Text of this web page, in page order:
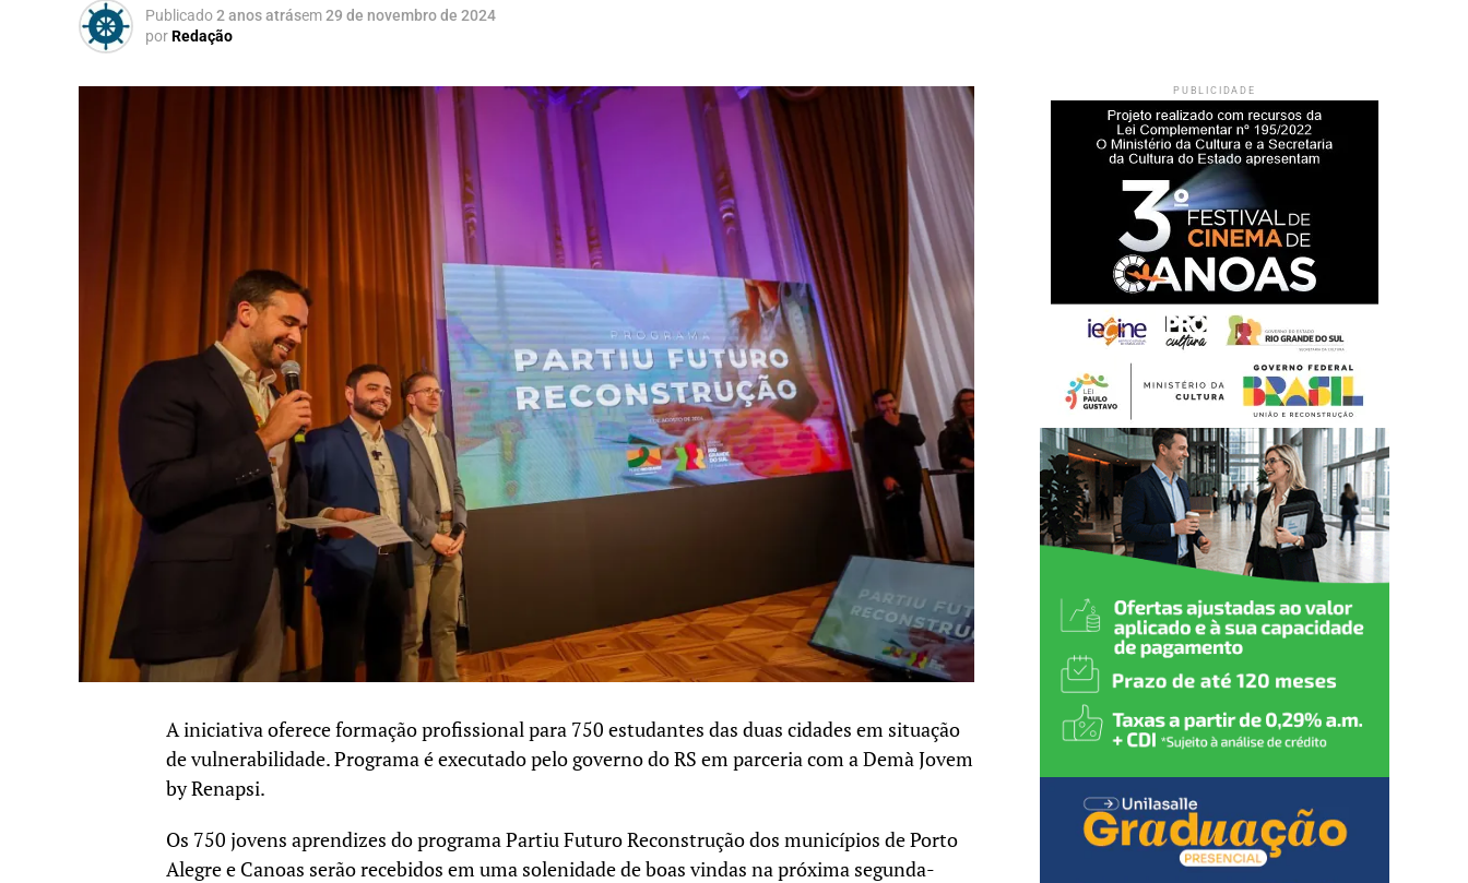
Publicado2 anos atrásem29 de novembro de 2024
porRedação
A iniciativa oferece formação profissional para 750 estudantes das duas cidades em situação
de vulnerabilidade. Programa é executado pelo governo do RS em parceria com a Demà Jovem
by Renapsi.
Os 750 jovens aprendizes do programa Partiu Futuro Reconstrução dos municípios de Porto
Alegre e Canoas serão recebidos em uma solenidade de boas vindas na próxima segunda-
PUBLICIDADE